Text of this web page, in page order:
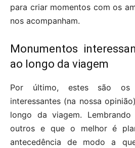
para criar momentos com os
nos acompanham.
Monumentos
ao longo da viagem
Por último, estes são os
interessantes (na nossa
longo da viagem.
outros e que o melhor é
antecedência de modo a